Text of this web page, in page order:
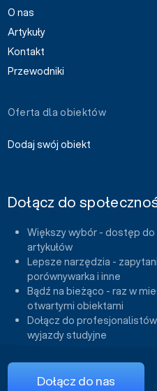
O nas
Artykuły
Kontakt
Przewodniki
Oferta dla obiektów
Dodaj swój obiekt
Dołącz do
Większy wybór - dostęp do
artykułów
Lepsze narzędzia -
porównywarka i inne
Bądź na bieżąco - raz w
otwartymi obiektami
Dołącz do
wyjazdy studyjne
Dołącz do nas